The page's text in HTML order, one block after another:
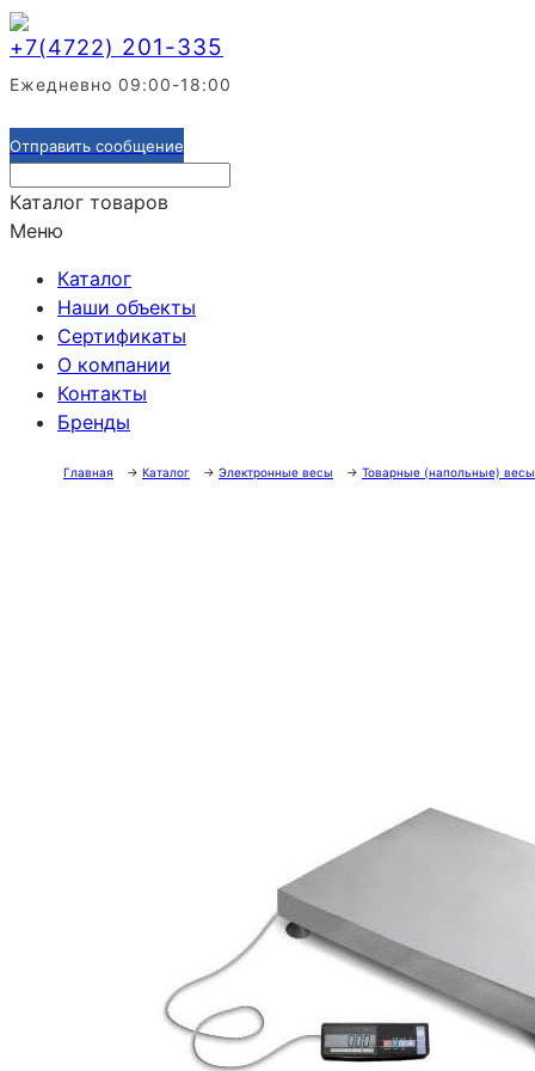
+7(4722) 201-335
Ежедневно 09:00-18:00
Отправить сообщение
Каталог товаров
Меню
Каталог
Наши объекты
Сертификаты
О компании
Контакты
Бренды
Главная → Каталог → Электронные весы → Товарные (напольные) весы